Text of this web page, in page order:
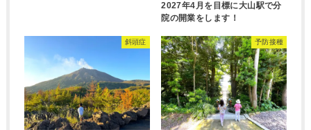
2027年4月を目標に大山駅で分
院の開業をします！
斜頭症 予防接種